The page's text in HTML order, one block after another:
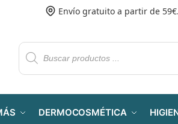
Envío gratuito a partir de
DERMOCOSMÉTICA